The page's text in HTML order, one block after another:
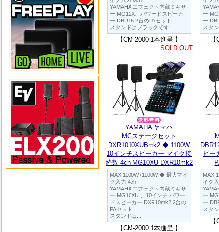
YAMAHA エフェクト内蔵ミキサ
ー MG12X、パワードスピーカ
ー DBR15 2台のPAセット
スタンドはブラックです
【CM-2000 1本進呈 】
SOLD OUT
ー
ー
スタ
YAMAHA ヤマハ
MGステージセット
DXR1010XUBmk2 ◆ 1100W
10インチスピーカー マイク接
続数 4ch MG10XU DXR10mk2
MAX 1100W+1100W ◆ 最大マイ
ク入力 4ch
YAMAHA エフェクト内蔵ミキサ
ー MG10XU 、10インチ パワー
ドスピーカー DXR10mk2 2台の
PAセット
スタンドは...
【CM-2000 1本進呈 】
ピー
MAX
イク
ー
ー
スタ